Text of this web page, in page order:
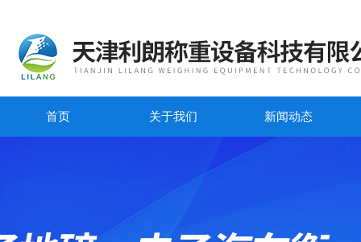
首页 关于我们 新闻动态